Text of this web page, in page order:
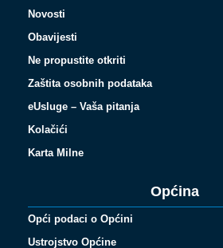
Novosti
Obavijesti
Ne propustite otkriti
Zaštita osobnih podataka
eUsluge – Vaša pitanja
Kolačići
Karta Milne
Općina
Opći podaci o Općini
Ustrojstvo Općine